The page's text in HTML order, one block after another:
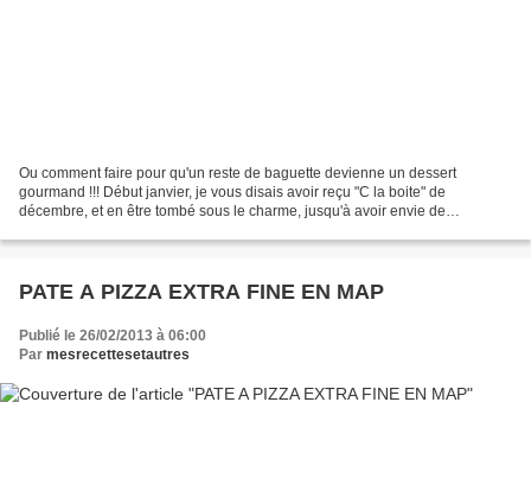
Ou comment faire pour qu'un reste de baguette devienne un dessert
gourmand !!! Début janvier, je vous disais avoir reçu "C la boite" de
décembre, et en être tombé sous le charme, jusqu'à avoir envie de
PATE A PIZZA EXTRA FINE EN MAP
Publié le 26/02/2013 à 06:00
Par mesrecettesetautres